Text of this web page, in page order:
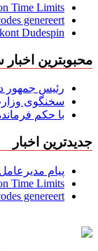
Time Limits
genereert
Dudespin
محبوبترین
رئیس جمهور
سخنگوی
با حکم
جدیدترین اخبار
پیام
Time Limits
genereert